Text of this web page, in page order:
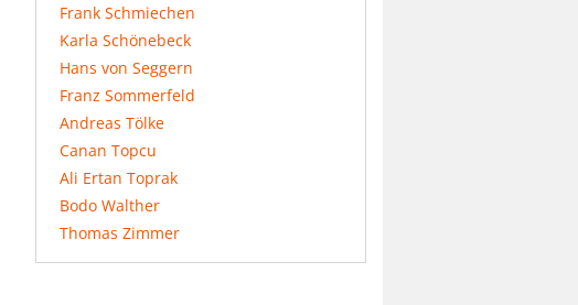
Frank Schmiechen
Karla Schönebeck
Hans von Seggern
Franz Sommerfeld
Andreas Tölke
Canan Topcu
Ali Ertan Toprak
Bodo Walther
Thomas Zimmer